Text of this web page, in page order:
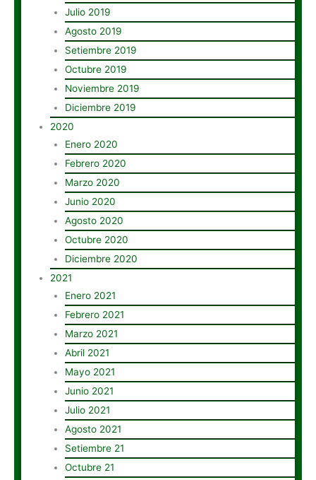
Julio 2019
Agosto 2019
Setiembre 2019
Octubre 2019
Noviembre 2019
Diciembre 2019
2020
Enero 2020
Febrero 2020
Marzo 2020
Junio 2020
Agosto 2020
Octubre 2020
Diciembre 2020
2021
Enero 2021
Febrero 2021
Marzo 2021
Abril 2021
Mayo 2021
Junio 2021
Julio 2021
Agosto 2021
Setiembre 21
Octubre 21